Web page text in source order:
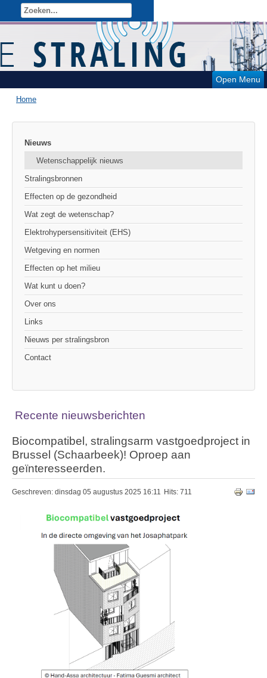
Open Menu
Home
Nieuws
Wetenschappelijk nieuws
Stralingsbronnen
Effecten op de gezondheid
Wat zegt de wetenschap?
Elektrohypersensitiviteit (EHS)
Wetgeving en normen
Effecten op het milieu
Wat kunt u doen?
Over ons
Links
Nieuws per stralingsbron
Contact
Recente nieuwsberichten
Biocompatibel, stralingsarm vastgoedproject in
Brussel (Schaarbeek)! Oproep aan
geïnteresseerden.
Geschreven: dinsdag 05 augustus 2025 16:11 Hits: 711